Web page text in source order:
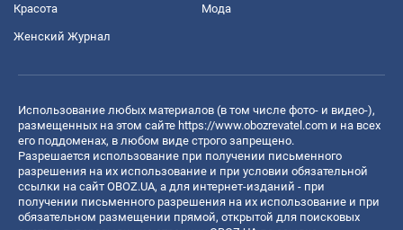
Красота Мода
Женский Журнал
Использование любых материалов (в том числе фото- и видео-),
размещенных на этом сайте https://www.obozrevatel.com и на всех
его поддоменах, в любом виде строго запрещено.
Разрешается использование при получении письменного
разрешения на их использование и при условии обязательной
ссылки на сайт OBOZ.UA, а для интернет-изданий - при
получении письменного разрешения на их использование и при
обязательном размещении прямой, открытой для поисковых